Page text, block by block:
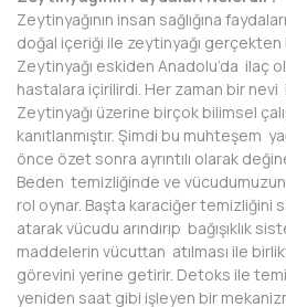
Zeytinyağının insan sağlığına
doğal içeriği ile zeytinyağı
Zeytinyağı eskiden Anadolu’da ilaç
hastalara içirilirdi. Her zaman bir nevi
Zeytinyağı üzerine birçok bilimsel
kanıtlanmıştır. Şimdi bu muhteşem
önce özet sonra ayrıntılı olarak
Beden temizliğinde ve
rol oynar. Başta karaciğer temizliğini
atarak vücudu arındırıp bağışıklık
maddelerin vücuttan atılması ile
görevini yerine getirir. Detoks ile
yeniden saat gibi işleyen bir